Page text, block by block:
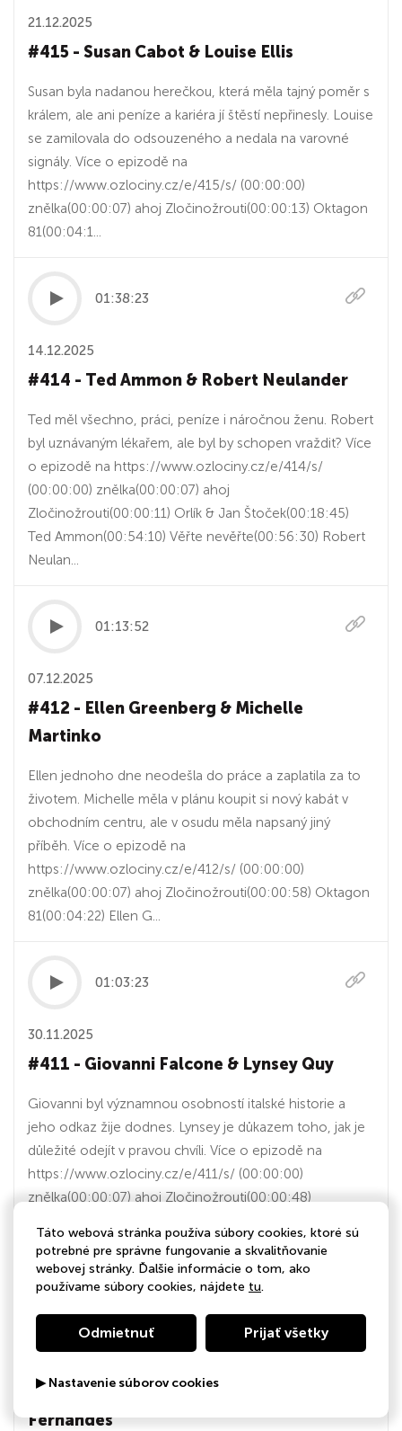
21.12.2025
#415 - Susan Cabot & Louise Ellis
Susan byla nadanou herečkou, která měla tajný poměr s
králem, ale ani peníze a kariéra jí štěstí nepřinesly. Louise
se zamilovala do odsouzeného a nedala na varovné
signály. Více o epizodě na
https://www.ozlociny.cz/e/415/s/ (00:00:00)
znělka(00:00:07) ahoj Zločinožrouti(00:00:13) Oktagon
81(00:04:1...
01:38:23
14.12.2025
#414 - Ted Ammon & Robert Neulander
Ted měl všechno, práci, peníze i náročnou ženu. Robert
byl uznávaným lékařem, ale byl by schopen vraždit? Více
o epizodě na https://www.ozlociny.cz/e/414/s/
(00:00:00) znělka(00:00:07) ahoj
Zločinožrouti(00:00:11) Orlík & Jan Štoček(00:18:45)
Ted Ammon(00:54:10) Věřte nevěřte(00:56:30) Robert
Neulan...
01:13:52
07.12.2025
#412 - Ellen Greenberg & Michelle
Martinko
Ellen jednoho dne neodešla do práce a zaplatila za to
životem. Michelle měla v plánu koupit si nový kabát v
obchodním centru, ale v osudu měla napsaný jiný
příběh. Více o epizodě na
https://www.ozlociny.cz/e/412/s/ (00:00:00)
znělka(00:00:07) ahoj Zločinožrouti(00:00:58) Oktagon
81(00:04:22) Ellen G...
01:03:23
30.11.2025
#411 - Giovanni Falcone & Lynsey Quy
Giovanni byl významnou osobností italské historie a
jeho odkaz žije dodnes. Lynsey je důkazem toho, jak je
důležité odejít v pravou chvíli. Více o epizodě na
https://www.ozlociny.cz/e/411/s/ (00:00:00)
znělka(00:00:07) ahoj Zločinožrouti(00:00:48)
Vánoce(...
01:05:22
#410 - John Sharpe & Stephanie
Fernandes
Táto webová stránka používa súbory cookies, ktoré sú
potrebné pre správne fungovanie a skvalitňovanie
webovej stránky. Ďalšie informácie o tom, ako
používame súbory cookies, nájdete tu.
Odmietnuť Prijať všetky
▶ Nastavenie súborov cookies